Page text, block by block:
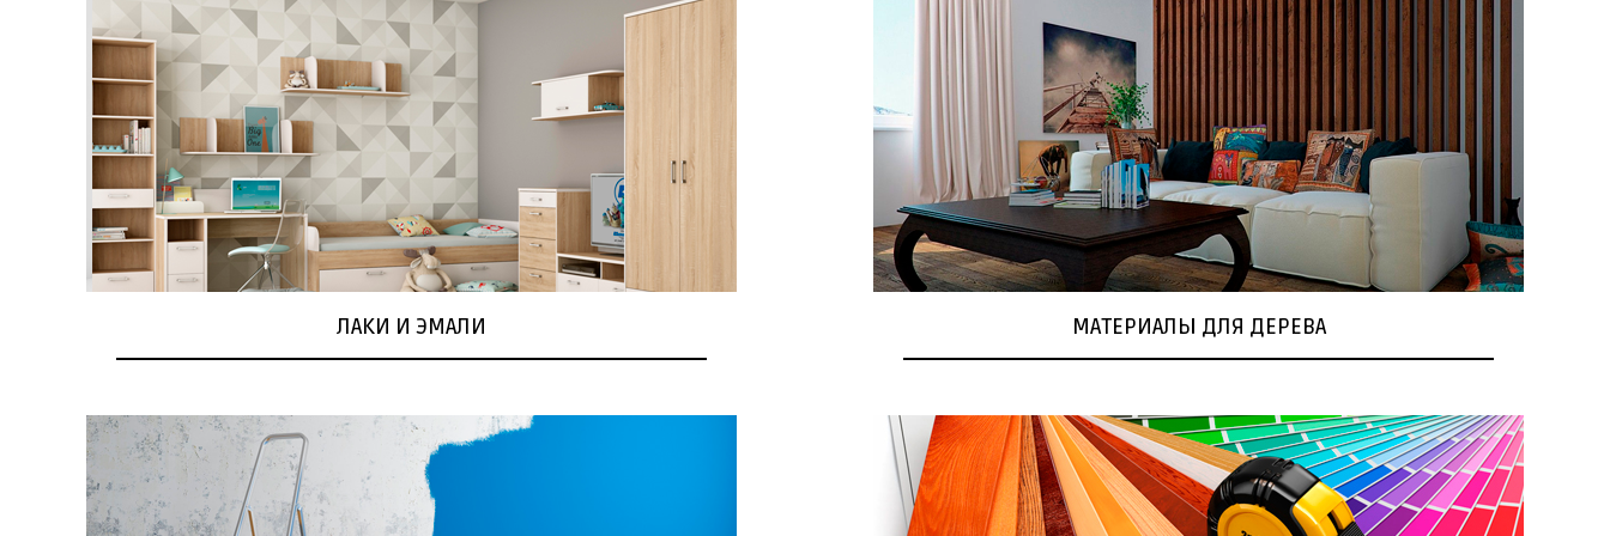
ЛАКИ И ЭМАЛИ МАТЕРИАЛЫ ДЛЯ ДЕРЕВА